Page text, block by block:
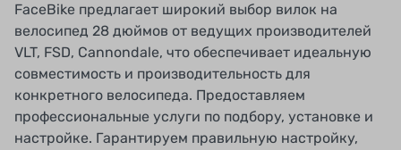
FaceBike предлагает широкий выбор вилок на
велосипед 28 дюймов от ведущих производителей
VLT, FSD, Cannondale, что обеспечивает идеальную
совместимость и производительность для
конкретного велосипеда. Предоставляем
профессиональные услуги по подбору, установке и
настройке. Гарантируем правильную настройку,